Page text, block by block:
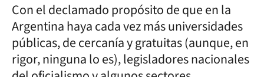
Con el declamado propósito de que en la
Argentina haya cada vez más universidades
públicas, de cercanía y gratuitas (aunque, en
rigor, ninguna lo es), legisladores nacionales